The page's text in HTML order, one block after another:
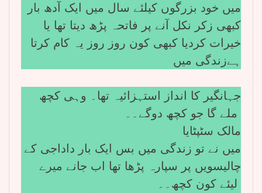
میں خود بزرگوں کیلئے سال میں ایک آدھ بار
کبھی زکر نکل آنے پر فاتحہ پڑھ دیتا تھا یا
خیرات کردیا کبھی کون روز روز یہ کام کرتا
ہےزندگی میں
جہانگیر کا انداز استہزائیہ تھا۔ وہی کچھ
مالک سٹپٹایا
میں نے تو زندگی میں بس ایک بار داداجی کے
چالیسویں پر سپارہ پڑھا تھا اب جانے میرے